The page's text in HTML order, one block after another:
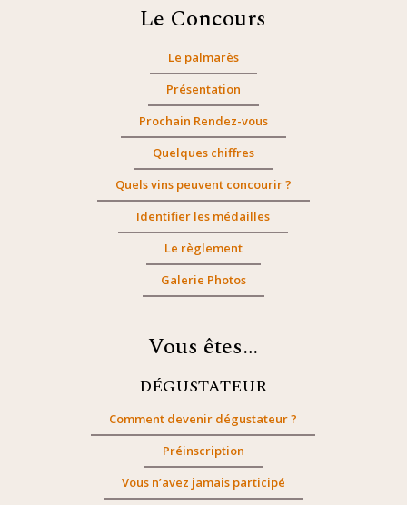
Le Concours
Le palmarès
Présentation
Prochain Rendez-vous
Quelques chiffres
Quels vins peuvent concourir ?
Identifier les médailles
Le règlement
Galerie Photos
Vous êtes…
DÉGUSTATEUR
Comment devenir dégustateur ?
Préinscription
Vous n’avez jamais participé